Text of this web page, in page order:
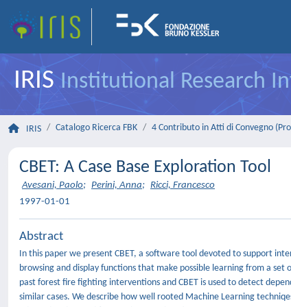
IRISInstitutional Research
IRIS Catalogo Ricerca FBK 4 Contributo in Atti di Convegno
CBET: A Case Base Exploration Tool
Avesani, Paolo; Perini, Anna; Ricci, Francesco
1997-01-01
Abstract
In this paper we present CBET, a software tool devoted to support
browsing and display functions that make possible learning from a
past forest fire fighting interventions and CBET is used to detect
similar cases. We describe how well rooted Machine Learning